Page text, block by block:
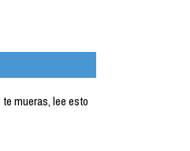
mueras, lee esto